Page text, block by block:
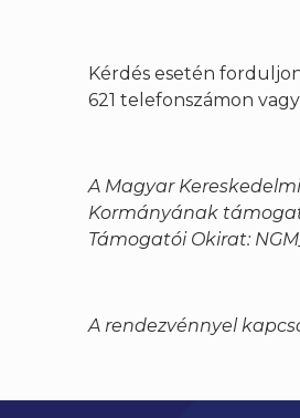
Kérdés esetén
621 telefonszámon
A Magyar
Kormányának
Támogatói Okirat:
A rendezvénnyel